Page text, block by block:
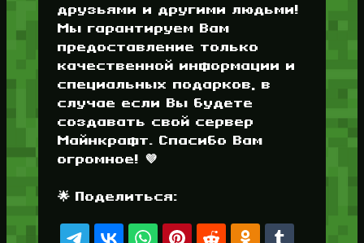
друзьями и другими людьми!
Мы гарантируем Вам
предоставление только
качественной информации и
специальных подарков, в
случае если Вы будете
создавать свой сервер
Майнкрафт. Спасибо Вам
огромное! 💜
🌟 Поделиться: